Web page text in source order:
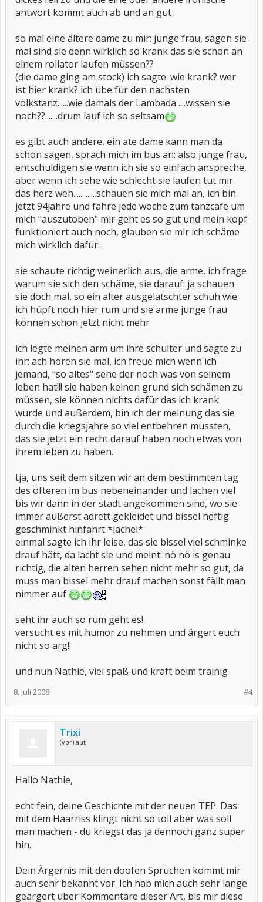
antwort kommt auch ab und an gut
so mal eine ältere dame zu mir: junge frau, sagen sie
mal sind sie denn wirklich so krank das sie schon an
einem rollator laufen müssen??
(die dame ging am stock) ich sagte: wie krank? wer
ist hier krank? ich übe für den nächsten
volkstanz......wie damals der Lambada ....wissen sie
noch??.......drum lauf ich so seltsam
es gibt auch andere, ein ate dame kann man da
schon sagen, sprach mich im bus an: also junge frau,
entschuldigen sie wenn ich sie so einfach anspreche,
aber wenn ich sehe wie schlecht sie laufen tut mir
das herz weh.............schauen sie mich mal an, ich bin
jetzt 94jahre und fahre jede woche zum tanzcafe um
mich "auszutoben" mir geht es so gut und mein kopf
funktioniert auch noch, glauben sie mir ich schäme
mich wirklich dafür.
sie schaute richtig weinerlich aus, die arme, ich frage
warum sie sich den schäme, sie darauf: ja schauen
sie doch mal, so ein alter ausgelatschter schuh wie
ich hüpft noch hier rum und sie arme junge frau
können schon jetzt nicht mehr
ich legte meinen arm um ihre schulter und sagte zu
ihr: ach hören sie mal, ich freue mich wenn ich
jemand, "so altes" sehe der noch was von seinem
leben hat!!! sie haben keinen grund sich schämen zu
müssen, sie können nichts dafür das ich krank
wurde und außerdem, bin ich der meinung das sie
durch die kriegsjahre so viel entbehren mussten,
das sie jetzt ein recht darauf haben noch etwas von
ihrem leben zu haben.
tja, uns seit dem sitzen wir an dem bestimmten tag
des öfteren im bus nebeneinander und lachen viel
bis wir dann in der stadt angekommen sind, wo sie
immer äußerst adrett gekleidet und bissel heftig
geschminkt hinfährt *lächel*
einmal sagte ich ihr leise, das sie bissel viel schminke
drauf hätt, da lacht sie und meint: nö nö is genau
richtig, die alten herren sehen nicht mehr so gut, da
muss man bissel mehr drauf machen sonst fällt man
nimmer auf
seht ihr auch so rum geht es!
versucht es mit humor zu nehmen und ärgert euch
nicht so arg!!
und nun Nathie, viel spaß und kraft beim trainig
#4
8. Juli 2008
Trixi
(vor)laut
Hallo Nathie,
echt fein, deine Geschichte mit der neuen TEP. Das
mit dem Haarriss klingt nicht so toll aber was soll
man machen - du kriegst das ja dennoch ganz super
hin.
Dein Ärgernis mit den doofen Sprüchen kommt mir
auch sehr bekannt vor. Ich hab mich auch sehr lange
geärgert über Kommentare dieser Art, bis mir diese